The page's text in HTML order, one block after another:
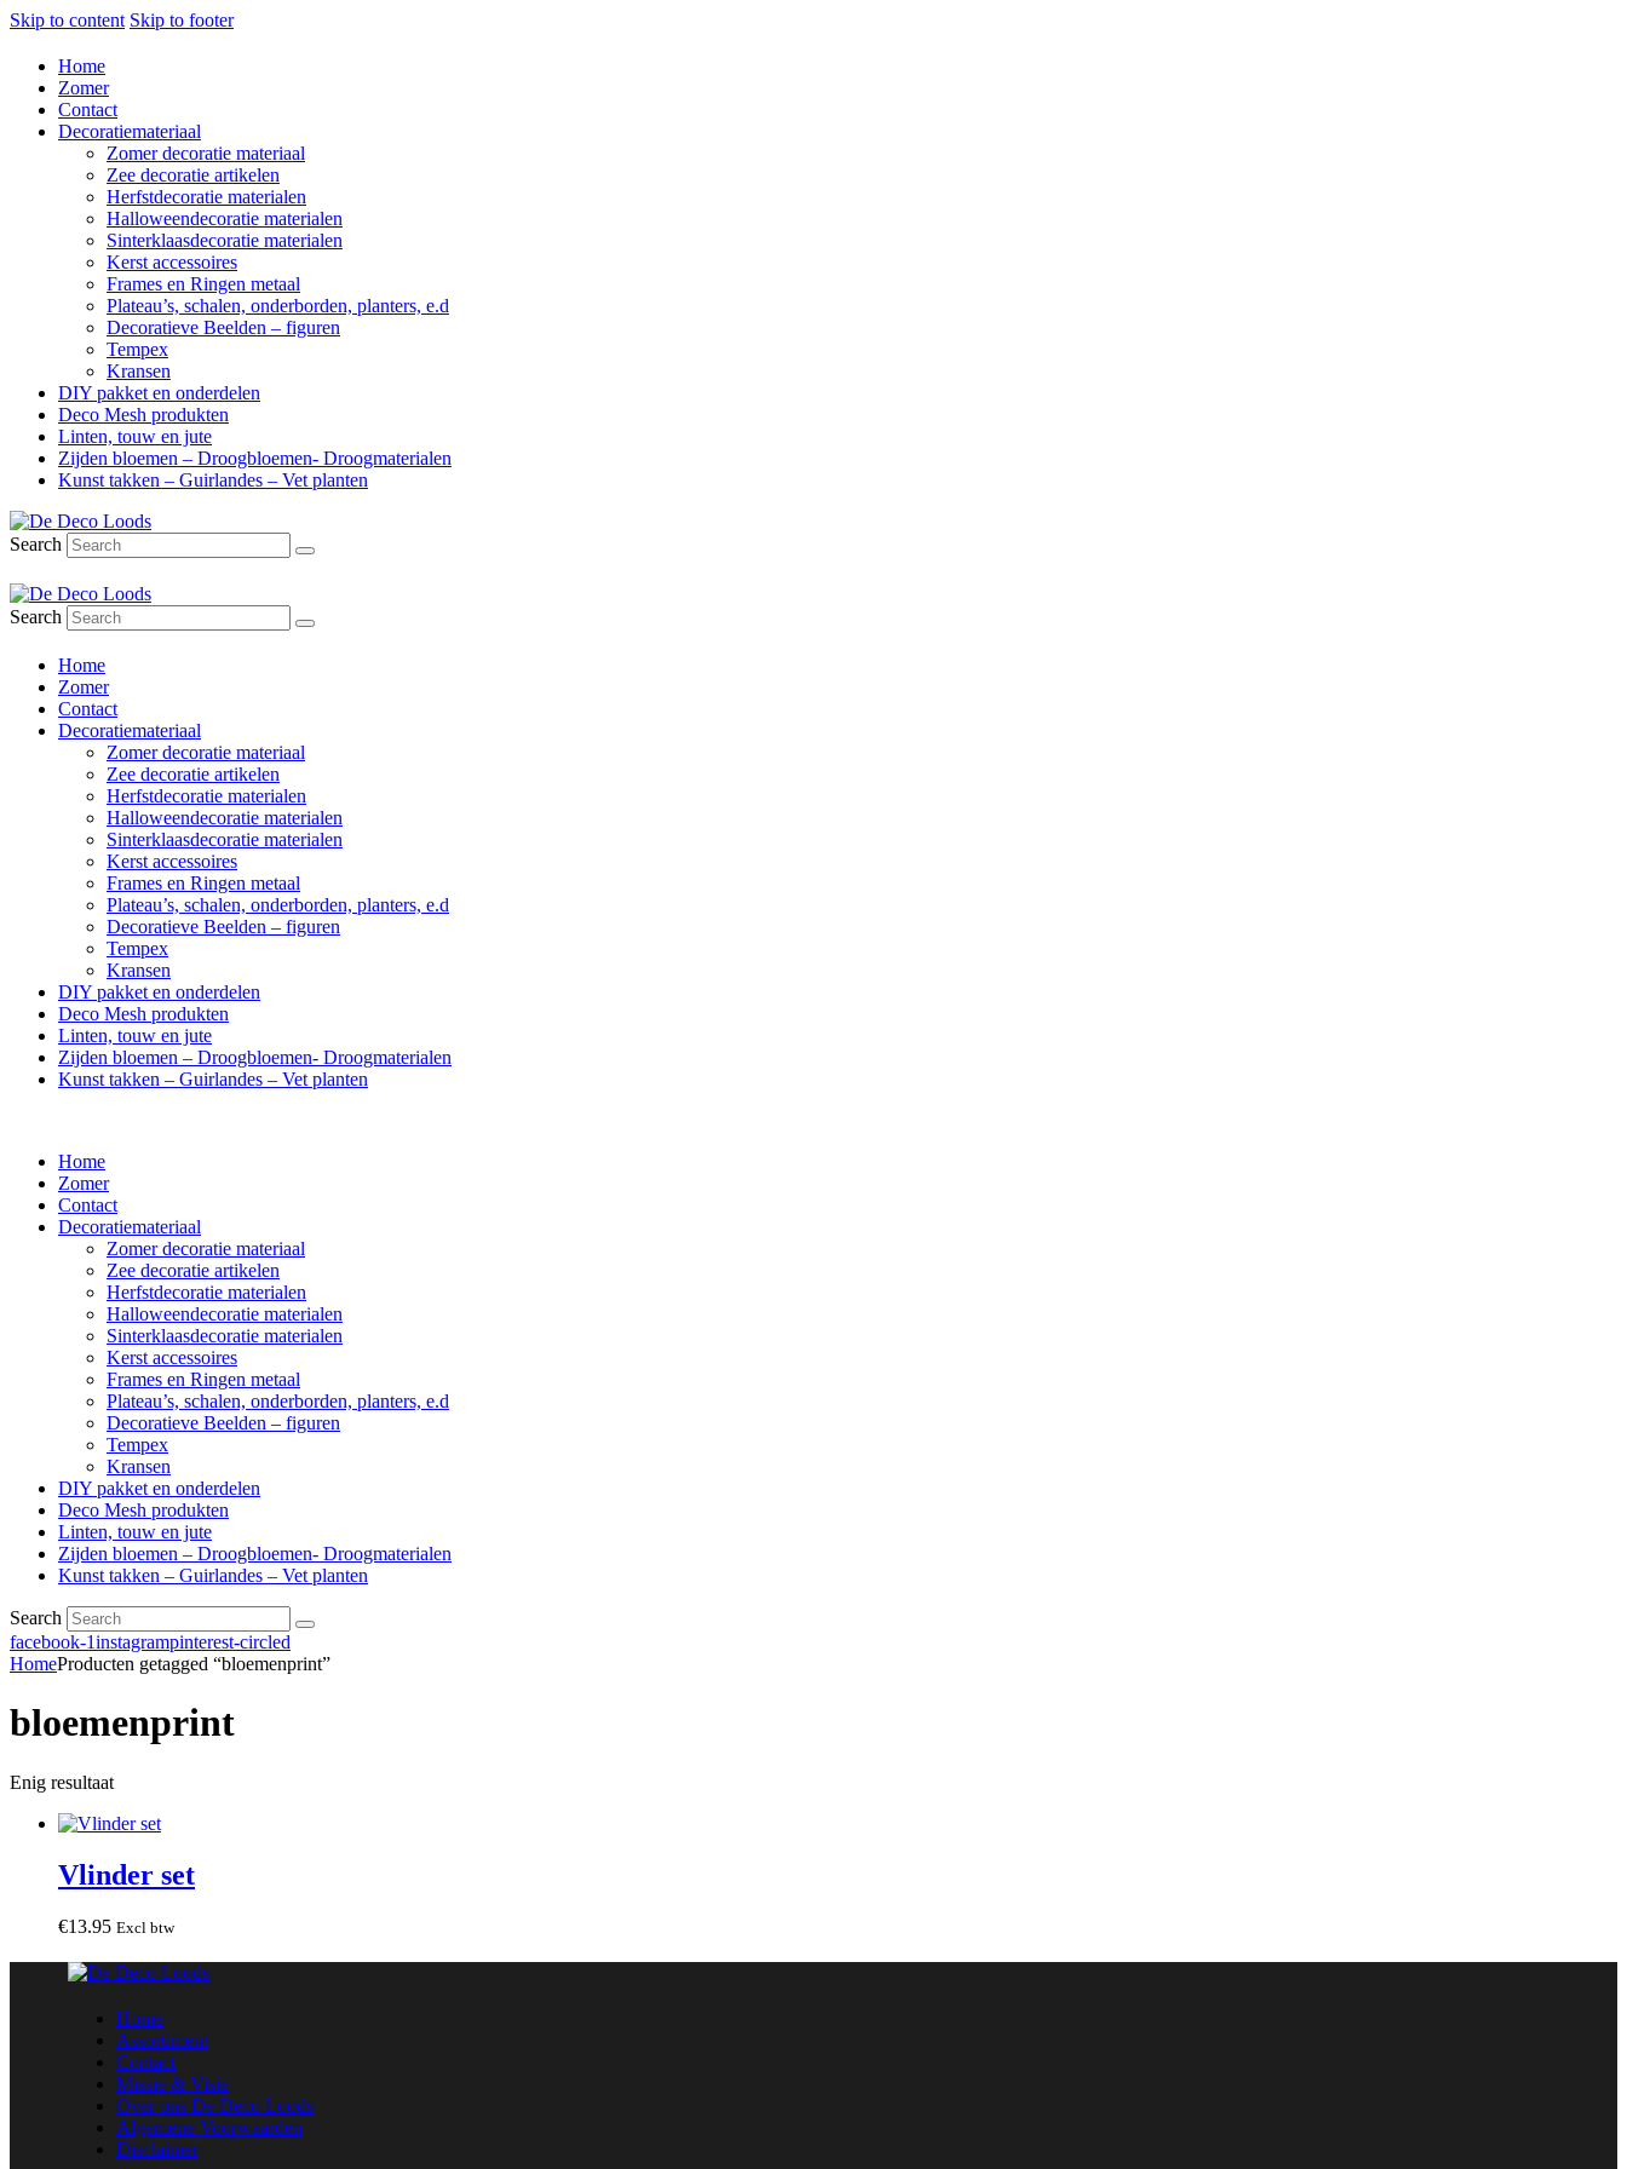
Skip to content Skip to footer
Home
Zomer
Contact
Decoratiemateriaal
Zomer decoratie materiaal
Zee decoratie artikelen
Herfstdecoratie materialen
Halloweendecoratie materialen
Sinterklaasdecoratie materialen
Kerst accessoires
Frames en Ringen metaal
Plateau’s, schalen, onderborden, planters, e.d
Decoratieve Beelden – figuren
Tempex
Kransen
DIY pakket en onderdelen
Deco Mesh produkten
Linten, touw en jute
Zijden bloemen – Droogbloemen- Droogmaterialen
Kunst takken – Guirlandes – Vet planten
Search
Search
Home
Zomer
Contact
Decoratiemateriaal
Zomer decoratie materiaal
Zee decoratie artikelen
Herfstdecoratie materialen
Halloweendecoratie materialen
Sinterklaasdecoratie materialen
Kerst accessoires
Frames en Ringen metaal
Plateau’s, schalen, onderborden, planters, e.d
Decoratieve Beelden – figuren
Tempex
Kransen
DIY pakket en onderdelen
Deco Mesh produkten
Linten, touw en jute
Zijden bloemen – Droogbloemen- Droogmaterialen
Kunst takken – Guirlandes – Vet planten
Home
Zomer
Contact
Decoratiemateriaal
Zomer decoratie materiaal
Zee decoratie artikelen
Herfstdecoratie materialen
Halloweendecoratie materialen
Sinterklaasdecoratie materialen
Kerst accessoires
Frames en Ringen metaal
Plateau’s, schalen, onderborden, planters, e.d
Decoratieve Beelden – figuren
Tempex
Kransen
DIY pakket en onderdelen
Deco Mesh produkten
Linten, touw en jute
Zijden bloemen – Droogbloemen- Droogmaterialen
Kunst takken – Guirlandes – Vet planten
Search
facebook-1instagrampinterest-circled
HomeProducten getagged “bloemenprint”
bloemenprint
Enig resultaat
Vlinder set
€13.95 Excl btw
Home
Assortiment
Contact
Missie & Visie
Over ons De Deco Loods
Algemene Voorwaarden
Disclaimer